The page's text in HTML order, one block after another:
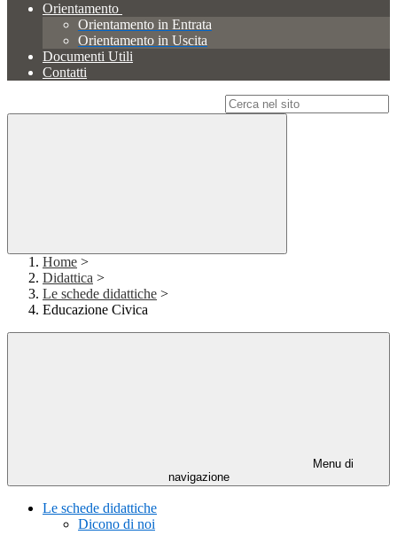
Orientamento
Orientamento in Entrata
Orientamento in Uscita
Documenti Utili
Contatti
Home >
Didattica >
Le schede didattiche >
Educazione Civica
Menu di
navigazione
Le schede didattiche
Dicono di noi